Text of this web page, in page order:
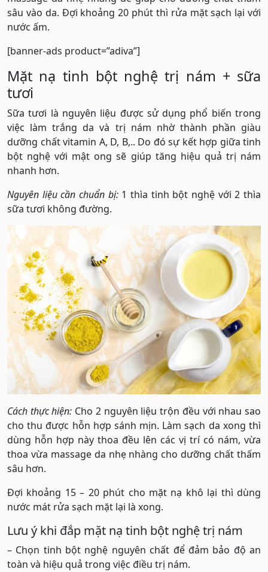
sâu vào da. Đợi khoảng 20 phút thì rửa mặt sạch lại với
nước ấm.
[banner-ads product=”adiva”]
Mặt nạ tinh bột nghệ trị nám + sữa
tươi
Sữa tươi là nguyên liệu được sử dụng phổ biến trong
việc làm trắng da và trị nám nhờ thành phần giàu
dưỡng chất vitamin A, D, B,.. Do đó sự kết hợp giữa tinh
bột nghệ với mật ong sẽ giúp tăng hiệu quả trị nám
nhanh hơn.
Nguyên liệu cần chuẩn bị:1 thìa tinh bột nghệ với 2 thìa
sữa tươi không đường.
Cách thực hiện: Cho 2 nguyên liệu trộn đều với nhau sao
cho thu được hỗn hợp sánh mịn. Làm sạch da xong thì
dùng hỗn hợp này thoa đều lên các vị trí có nám, vừa
thoa vừa massage da nhẹ nhàng cho dưỡng chất thấm
sâu hơn.
Đợi khoảng 15 – 20 phút cho mặt nạ khô lại thì dùng
nước mát rửa sạch mặt lại là xong.
Lưu ý khi đắp mặt nạ tinh bột nghệ trị nám
– Chọn tinh bột nghệ nguyên chất để đảm bảo độ an
toàn và hiệu quả trong việc điều trị nám.